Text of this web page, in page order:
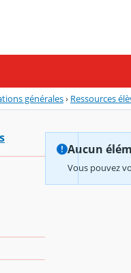
générales› Ressources
Aucun
Vous pouvez